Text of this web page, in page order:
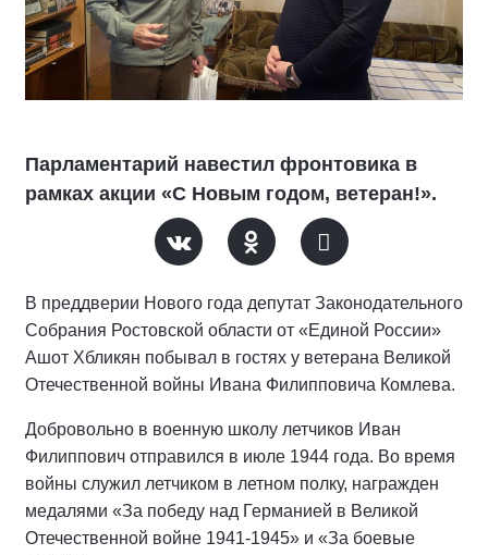
Парламентарий навестил фронтовика в
рамках акции «С Новым годом, ветеран!».
В преддверии Нового года депутат Законодательного
Собрания Ростовской области от «Единой России»
Ашот Хбликян побывал в гостях у ветерана Великой
Отечественной войны Ивана Филипповича Комлева.
Добровольно в военную школу летчиков Иван
Филиппович отправился в июле 1944 года. Во время
войны служил летчиком в летном полку, награжден
медалями «За победу над Германией в Великой
Отечественной войне 1941-1945» и «За боевые